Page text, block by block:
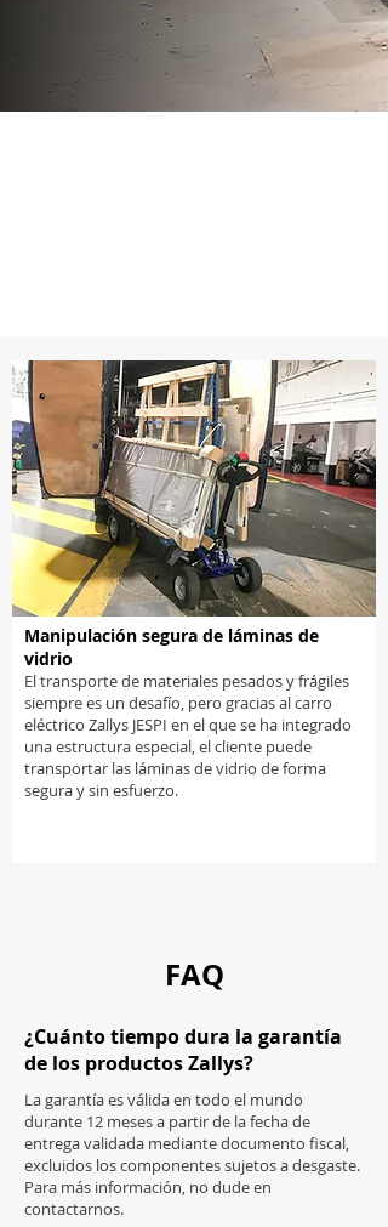
Manipulación segura de láminas de
vidrio
El transporte de materiales pesados ​​y frágiles
siempre es un desafío, pero gracias al carro
eléctrico Zallys JESPI en el que se ha integrado
una estructura especial, el cliente puede
transportar las láminas de vidrio de forma
segura y sin esfuerzo.
FAQ
¿Cuánto tiempo dura la garantía
de los productos Zallys?
La garantía es válida en todo el mundo
durante 12 meses a partir de la fecha de
entrega validada mediante documento fiscal,
excluidos los componentes sujetos a desgaste.
Para más información, no dude en
contactarnos.